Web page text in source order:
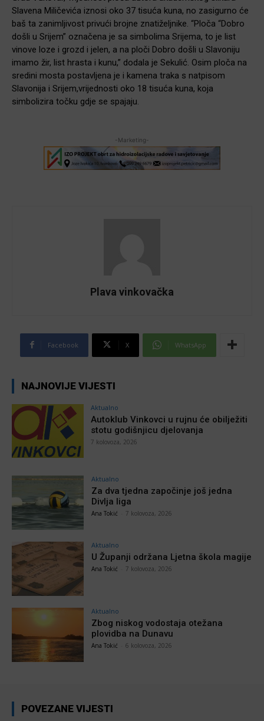
Slavena Miličevića iznosi oko 37 tisuća kuna, no zasigurno će
baš ta zanimljivost privući brojne znatiželjnike. “Ploča “Dobro
došli u Srijem” označena je sa simbolima Srijema, to je list
vinove loze i grozd i jelen, a na ploči Dobro došli u Slavoniju
imamo žir, list hrasta i kunu,” dodala je Sekulić. Osim ploča na
sredini mosta postavljena je i kamena traka s natpisom
Slavonija i Srijem,vrijednosti oko 18 tisuća kuna, koja
simbolizira točku gdje se spajaju.
-Marketing-
Plava vinkovačka
Facebook X WhatsApp
NAJNOVIJE VIJESTI
Aktualno
Autoklub Vinkovci u rujnu će obilježiti
stotu godišnjicu djelovanja
7 kolovoza, 2026
Aktualno
Za dva tjedna započinje još jedna
Divlja liga
Ana Tokić 7 kolovoza, 2026
Aktualno
U Županji održana Ljetna škola magije
Ana Tokić 7 kolovoza, 2026
Aktualno
Zbog niskog vodostaja otežana
plovidba na Dunavu
Ana Tokić 6 kolovoza, 2026
POVEZANE VIJESTI